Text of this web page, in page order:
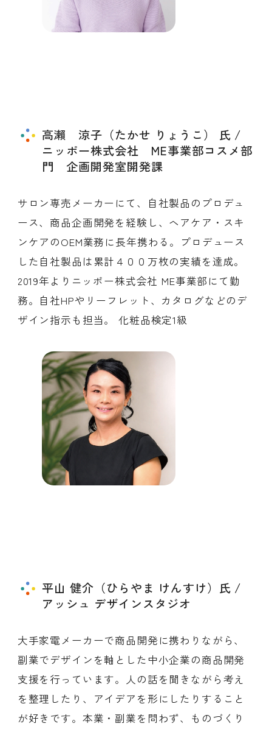
高瀨 涼子（たかせ りょうこ） 氏 /
ニッポー株式会社 ME事業部コスメ部
門 企画開発室開発課
サロン専売メーカーにて、自社製品のプロデュ
ース、商品企画開発を経験し、ヘアケア・スキ
ンケアのOEM業務に長年携わる。プロデュース
した自社製品は累計４００万枚の実績を達成。
2019年よりニッポー株式会社 ME事業部にて勤
務。自社HPやリーフレット、カタログなどのデ
ザイン指示も担当。 化粧品検定1級
平山 健介（ひらやま けんすけ）氏 /
アッシュ デザインスタジオ
大手家電メーカーで商品開発に携わりながら、
副業でデザインを軸とした中小企業の商品開発
支援を行っています。人の話を聞きながら考え
を整理したり、アイデアを形にしたりすること
が好きです。本業・副業を問わず、ものづくり